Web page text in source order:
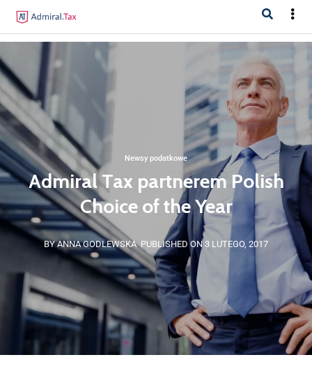
Newsy podatkowe
Admiral Tax partnerem Polish
Choice of the Year
BY ANNA GODLEWSKA PUBLISHED ON 3 LUTEGO, 2017